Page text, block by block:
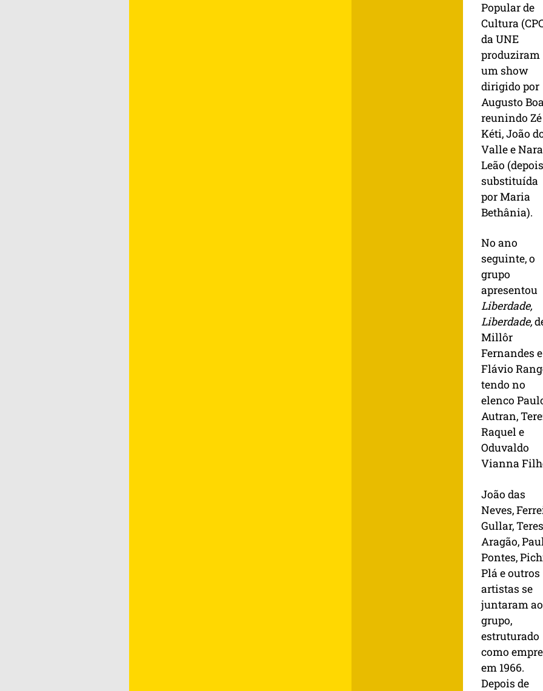
Popular de
Cultura
da UNE
produziram
um show
dirigido por
Augusto
reunindo Zé
Kéti, João
Valle e Nara
Leão (depois
substituída
por Maria
Bethânia).
No ano
seguinte, o
grupo
apresentou
Liberdade,
Liberdade,
Millôr
Fernandes e
Flávio
tendo no
elenco
Autran,
Raquel e
Oduvaldo
Vianna
João das
Neves,
Gullar,
Aragão,
Pontes,
Plá e outros
artistas se
juntaram ao
grupo,
estruturado
como
em 1966.
Depois de